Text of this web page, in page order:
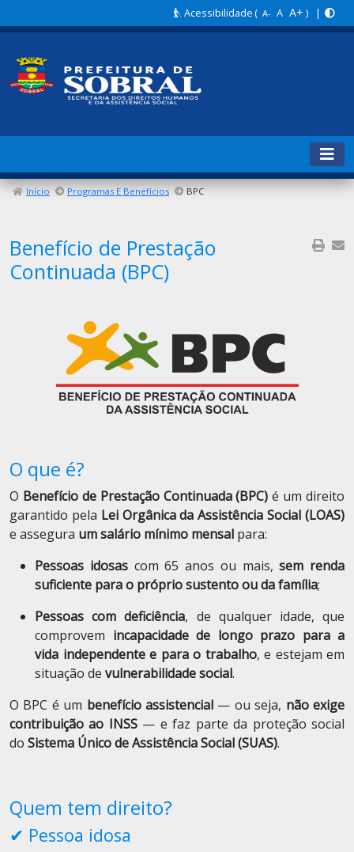
Acessibilidade( A- A A+ ) |
Início Programas E Benefícios BPC
Benefício de Prestação
Continuada (BPC)
O que é?
O Benefício de Prestação Continuada (BPC) é um direito
garantido pela Lei Orgânica da Assistência Social (LOAS)
e assegura um salário mínimo mensal para:
Pessoas idosascom 65 anos ou mais,sem renda
suficiente para o próprio sustento ou da família;
Pessoas com deficiência, de qualquer idade, que
comprovem incapacidade de longo prazo para a
vida independente e para o trabalho, e estejam em
situação de vulnerabilidade social.
O BPC é um benefício assistencial — ou seja, não exige
contribuição ao INSS— e faz parte da proteção social
do Sistema Único de Assistência Social (SUAS).
Quem tem direito?
✔ Pessoa idosa